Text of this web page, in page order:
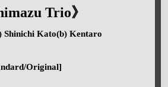
Trio》
Shinichi Kato(b) Kentaro
Original]